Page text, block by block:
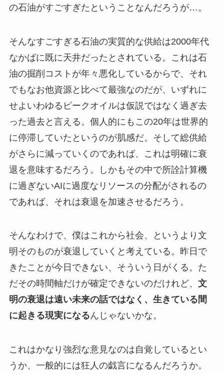
の石油がすごすぎたということなんだろうが…。
そんなすごすぎる石油の実質的な供給は2000年代
なかばに既に天井だったとされている。これは石
油の掘削コストが年々悪化しているからで、それ
でもなお他資源と比べて最強なのだが、いずれに
せよいわゆるピークオイルは仮説ではなく過ぎ去
った過去と言える。個人的にもこの20年は世界的
に停滞していたというのが肌感だ。そして総供給
がさらに減っていくのであれば、これは明確に衰
退を意味するだろう。しかもその中で所詮計算機
に過ぎないAIに過度なリソースの分配がされるの
であれば、それは衰退を加速させるだろう。
そんなわけで、僕はこれから社会、というより文
明そのものが衰退していくと考えている。昨日で
きたことが今日できない、そういう日がくる。た
だその時間軸だけが確定できないのだけれど、 文
明の衰退は遠い未来の話ではなく、生きている間
に起きる現実になるんじゃないかな。
これはかなり強烈な意見なのは自覚しているとい
うか、一般的には狂人の戯言になるんだろうか。